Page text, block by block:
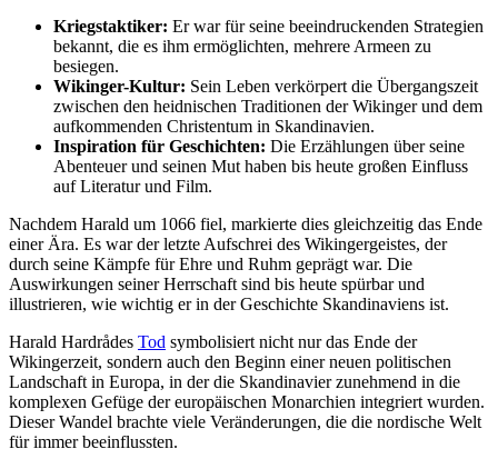
Kriegstaktiker: Er war für seine beeindruckenden‍ Strategien
bekannt, die es ihm ermöglichten, mehrere⁤ Armeen zu
besiegen.
Wikinger-Kultur: Sein Leben verkörpert die Übergangszeit
zwischen den heidnischen Traditionen der⁣ Wikinger und dem
aufkommenden Christentum in Skandinavien.
Inspiration für Geschichten: Die Erzählungen⁢ über seine
Abenteuer und seinen⁣ Mut haben bis heute großen Einfluss
auf ⁢Literatur ‌und ⁢Film.
Nachdem Harald‍ um 1066 fiel, markierte dies gleichzeitig das⁢ Ende
einer Ära. Es war der letzte Aufschrei des Wikingergeistes,‍ der
‌durch seine Kämpfe für Ehre und Ruhm geprägt ⁤war. Die
Auswirkungen seiner Herrschaft sind bis heute spürbar und
illustrieren, wie wichtig er in der Geschichte Skandinaviens ist.
Harald Hardrådes Tod symbolisiert nicht nur das Ende der
Wikingerzeit, ⁤sondern auch den Beginn einer neuen politischen
Landschaft in Europa, in der die⁢ Skandinavier zunehmend in die
komplexen Gefüge der europäischen Monarchien integriert wurden.
Dieser Wandel brachte viele Veränderungen, die die nordische Welt
für ⁤immer beeinflussten.